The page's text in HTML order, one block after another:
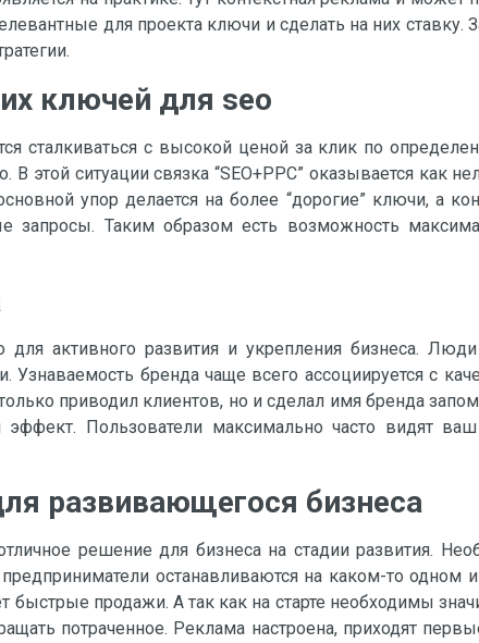
для проекта ключи и сделать на них ставку.
ключей для seo
сталкиваться с высокой ценой за клик по
В этой ситуации связка “SEO+PPC” оказывается как
упор делается на более “дорогие” ключи, а
запросы. Таким образом есть возможность
активного развития и укрепления бизнеса.
Узнаваемость бренда чаще всего ассоциируется с
приводил клиентов, но и сделал имя бренда
Пользователи максимально часто видят
развивающегося бизнеса
решение для бизнеса на стадии развития.
останавливаются на каком-то одном
быстрые продажи. А так как на старте необходимы
потраченное. Реклама настроена, приходят